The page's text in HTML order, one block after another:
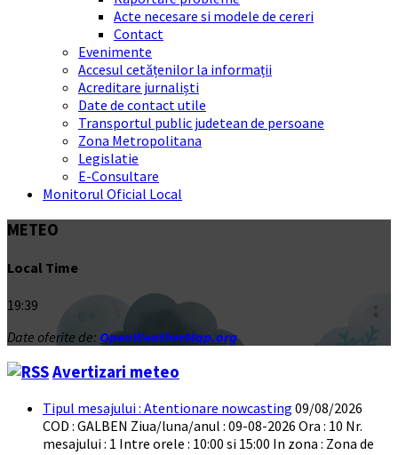
Acte necesare si modele de cereri
Contact
Evenimente
Accesul cetățenilor la informații
Acreditare jurnaliști
Date de contact utile
Transportul public judetean de persoane
Zona Metropolitana
Legislatie
E-Consultare
Monitorul Oficial Local
METEO
Local Time
19:39
Date oferite de: OpenWeatherMap.org
Avertizari meteo
Tipul mesajului : Atentionare nowcasting 09/08/2026
COD : GALBEN Ziua/luna/anul : 09-08-2026 Ora : 10 Nr.
mesajului : 1 Intre orele : 10:00 si 15:00 In zona : Zona de